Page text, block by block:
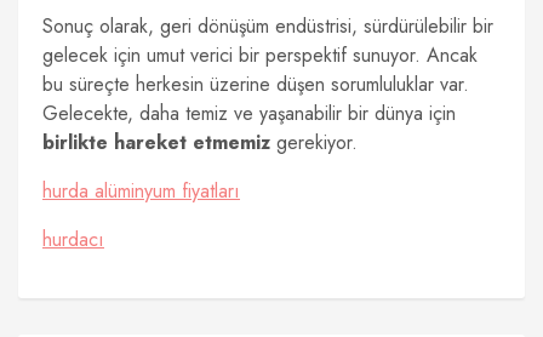
Sonuç olarak, geri dönüşüm endüstrisi, sürdürülebilir bir
gelecek için umut verici bir perspektif sunuyor. Ancak
bu süreçte herkesin üzerine düşen sorumluluklar var.
Gelecekte, daha temiz ve yaşanabilir bir dünya için
birlikte hareket etmemiz gerekiyor.
hurda alüminyum fiyatları
hurdacı